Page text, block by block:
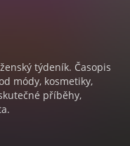
týdeník. Časopis
módy, kosmetiky,
příběhy,